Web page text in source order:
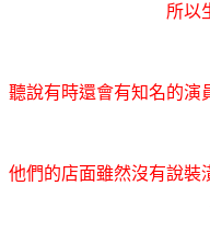
所以
聽說有時還會有知名的演
他們的店面雖然沒有說裝